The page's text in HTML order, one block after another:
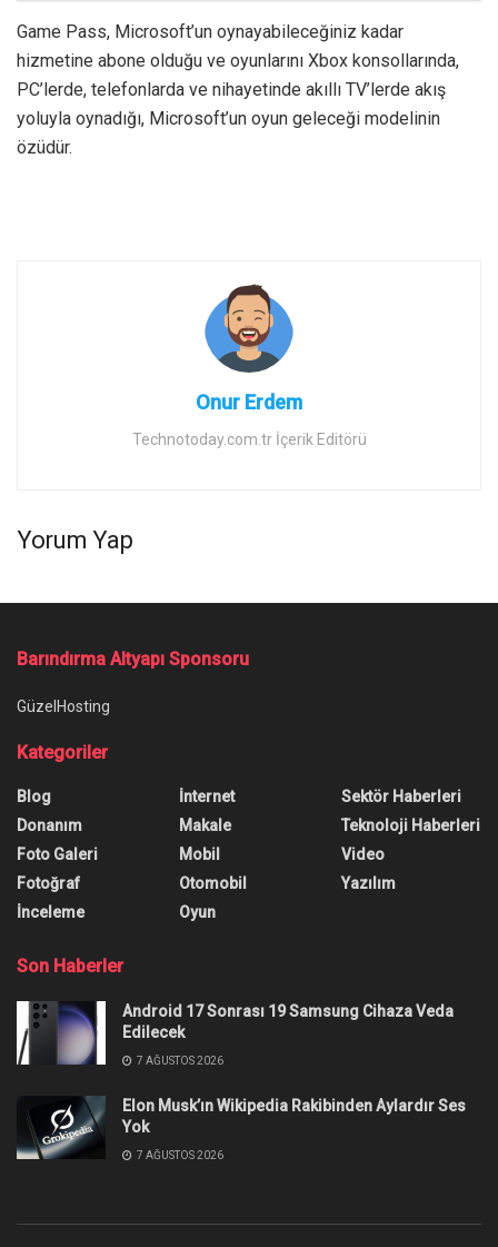
Game Pass, Microsoft’un oynayabileceğiniz kadar
hizmetine abone olduğu ve oyunlarını Xbox konsollarında,
PC’lerde, telefonlarda ve nihayetinde akıllı TV’lerde akış
yoluyla oynadığı, Microsoft’un oyun geleceği modelinin
özüdür.
Onur Erdem
Technotoday.com.tr İçerik Editörü
Yorum Yap
Microsoft Flight Simulator:
Game Of The Year Edition
Duyuruldu
Microsoft Flight Simulator: Game of the Year
Edition, DirectX 12 desteği içerecek. Ücretsiz
güncelleme 18 Kasım'da geliyor.
Yazar: Onur Erdem 21 Ekim 2021